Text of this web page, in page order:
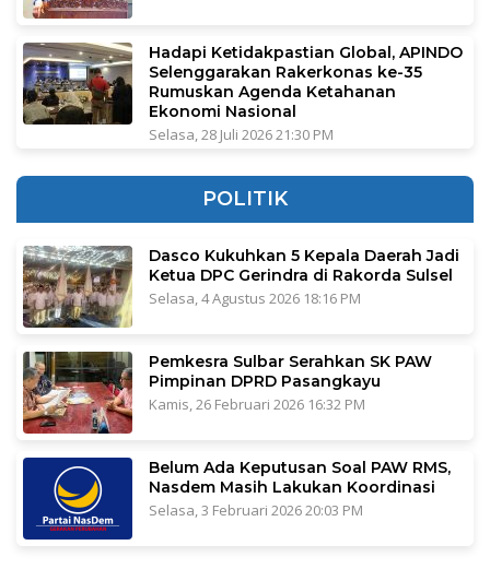
Hadapi Ketidakpastian Global, APINDO
Selenggarakan Rakerkonas ke-35
Rumuskan Agenda Ketahanan
Ekonomi Nasional
Selasa, 28 Juli 2026 21:30 PM
POLITIK
Dasco Kukuhkan 5 Kepala Daerah Jadi
Ketua DPC Gerindra di Rakorda Sulsel
Selasa, 4 Agustus 2026 18:16 PM
Pemkesra Sulbar Serahkan SK PAW
Pimpinan DPRD Pasangkayu
Kamis, 26 Februari 2026 16:32 PM
Belum Ada Keputusan Soal PAW RMS,
Nasdem Masih Lakukan Koordinasi
Selasa, 3 Februari 2026 20:03 PM